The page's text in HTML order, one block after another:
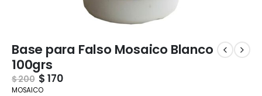
Base para Falso Mosaico Blanco
100grs
$200 $ 170
MOSAICO